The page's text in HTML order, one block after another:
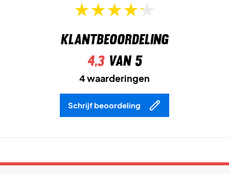
Klantbeoordeling
4,3van 5
4 waarderingen
Schrijf beoordeling